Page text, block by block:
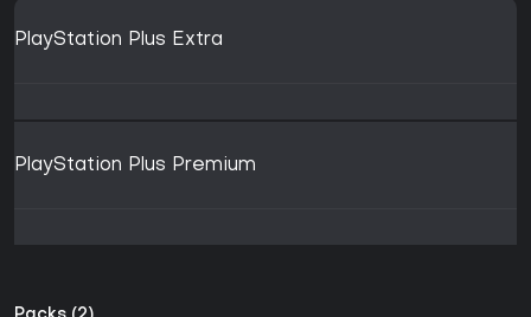
PlayStation Plus Extra
PlayStation Plus Premium